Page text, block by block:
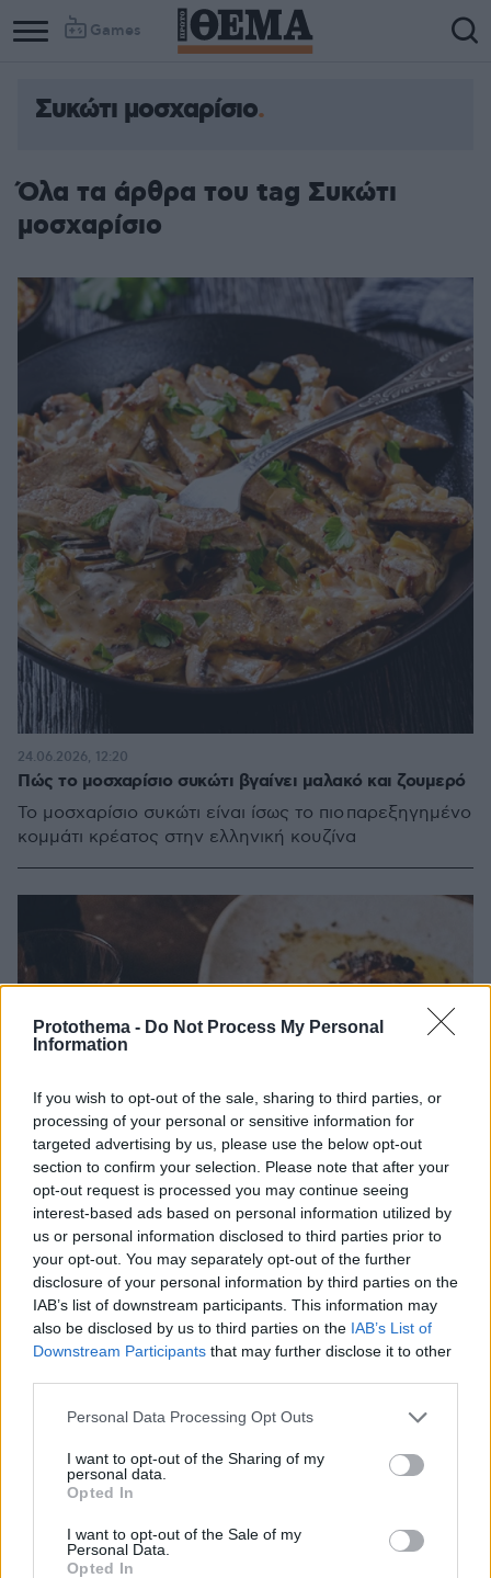
Protothema - Do Not Process My Personal
Information
If you wish to opt-out of the sale, sharing to third parties, or
processing of your personal or sensitive information for
targeted advertising by us, please use the below opt-out
section to confirm your selection. Please note that after your
opt-out request is processed you may continue seeing
interest-based ads based on personal information utilized by
us or personal information disclosed to third parties prior to
your opt-out. You may separately opt-out of the further
disclosure of your personal information by third parties on the
IAB’s list of downstream participants. This information may
also be disclosed by us to third parties on the IAB’s List of
Downstream Participants that may further disclose it to other
Please note that this website/app uses one or more Google
not limited to your visit or usage behaviour. You may click to
grant or deny consent to Google and its third-party tags to
use your data for below specified purposes in below Google
consent section.
Personal Data Processing Opt Outs
I want to opt-out of the Sharing of my
personal data.
Opted In
I want to opt-out of the Sale of my
Personal Data.
Opted In
Games
Συκώτι μοσχαρίσιο
Όλα τα άρθρα του tag Συκώτι
μοσχαρίσιο
Πώς το μοσχαρίσιο συκώτι βγαίνει μαλακό και ζουμερό
Το μοσχαρίσιο συκώτι είναι ίσως το πιο παρεξηγημένο
κομμάτι κρέατος στην ελληνική κουζίνα
24.06.2026, 12:20
εστιατόρια της Αθήνας
Οκτώ πιάτα με το συκώτι να αποθεώνει τον
καρνιβορικό μας ναρκισσισμό μέσα από
παραδοσιακές συνταγές και συγχρόνους
μετασχηματισμούς